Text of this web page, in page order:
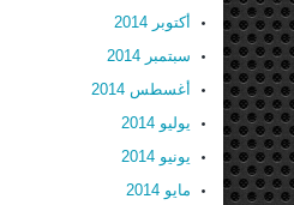
أكتوبر 2014
سبتمبر 2014
أغسطس 2014
يوليو 2014
يونيو 2014
مايو 2014